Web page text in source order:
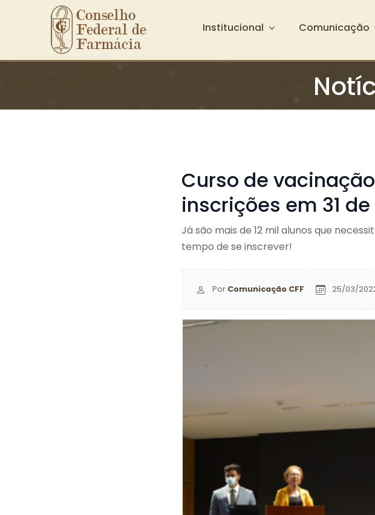
Ir para o conteúdo principal
Conselho
Federal de
Farmácia
Institucional Comunicação
Curso de
inscrições em 31
Já são mais de 12 mil alunos que
tempo de se inscrever!
Por Comunicação CFF 25/03/